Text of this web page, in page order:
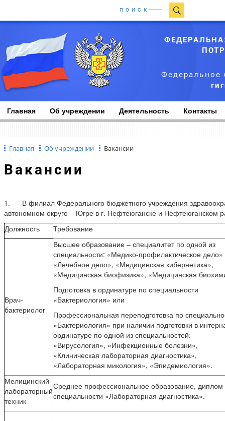
ПОИСК
Федеральное
Главная Об учреждении Деятельность Контакты
Главная Об учреждении Вакансии
Вакансии
1. В филиал Федерального бюджетного учреждения
автономном округе – Югре в г. Нефтеюганске и Нефтеюганском
Должность
Требование
Врач-
бактериолог
Высшее образование – специалитет по одной из
специальности: «Медико-профилактическое дело»
«Лечебное дело», «Медицинская кибернетика»,
«Медицинская биофизика», «Медицинская
Подготовка в ординатуре по специальности
«Бактериология» или
Профессиональная переподготовка по
«Бактериология» при наличии подготовки в
ординатуре по одной из специальностей:
«Вирусология», «Инфекционные болезни»,
«Клиническая лабораторная диагностика»,
«Лабораторная микология», «Эпидемиология».
Мелицинский
лабораторный
техник
Среднее профессиональное образование, диплом
специальности «Лабораторная диагностика».